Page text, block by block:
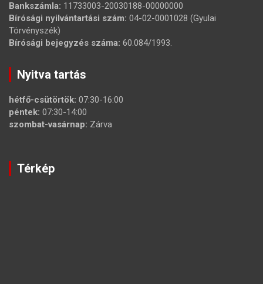
Bankszámla: 11733003-20030188-00000000
Bírósági nyilvántartási szám: 04-02-0001028 (Gyulai
Törvényszék)
Bírósági bejegyzés száma: 60.084/1993.
Nyitva tartás
hétfő-csütörtök: 07:30-16:00
péntek: 07:30-14:00
szombat-vasárnap: Zárva
Térkép